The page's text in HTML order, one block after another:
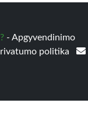
- Apgyvendinimo
politika